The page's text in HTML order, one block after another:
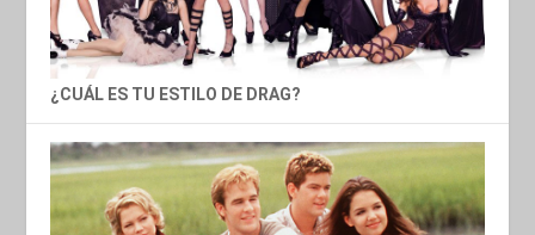
¿CUÁL ES TU ESTILO DE DRAG?